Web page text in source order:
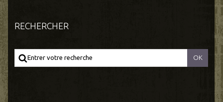
RECHERCHER